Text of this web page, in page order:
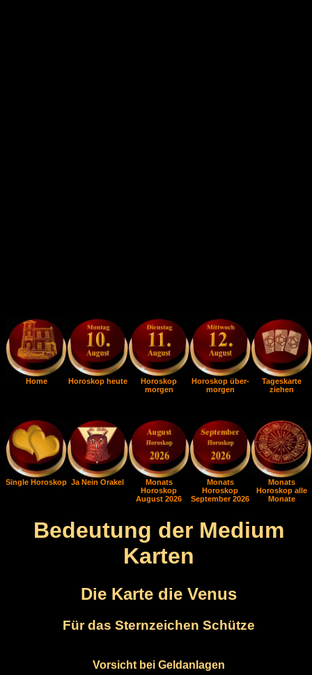
Home Horoskop heute
Horoskop
morgen
Horoskop über-
morgen
Tageskarte
ziehen
Single Horoskop Ja Nein Orakel
Monats
Horoskop
August 2026
Monats
Horoskop
September 2026
Monats
Horoskop alle
Monate
Bedeutung der Medium
Karten
Die Karte die Venus
Für das Sternzeichen Schütze
Vorsicht bei Geldanlagen